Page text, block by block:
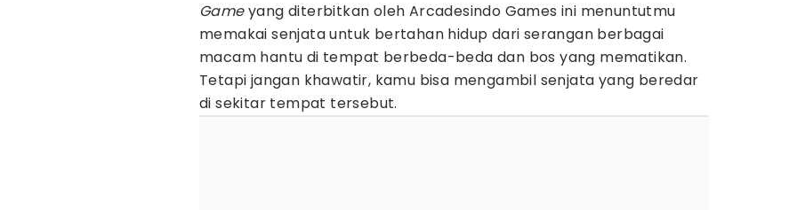
Gameyang diterbitkan oleh Arcadesindo Games ini menuntutmu
memakai senjata untuk bertahan hidup dari serangan berbagai
macam hantu di tempat berbeda-beda dan bos yang mematikan.
Tetapi jangan khawatir, kamu bisa mengambil senjata yang beredar
di sekitar tempat tersebut.